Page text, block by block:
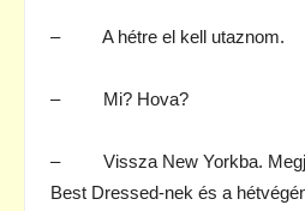
– A hétre el kell utaznom.
– Mi? Hova?
– Vissza New Yorkba.
Best Dressed-nek és a